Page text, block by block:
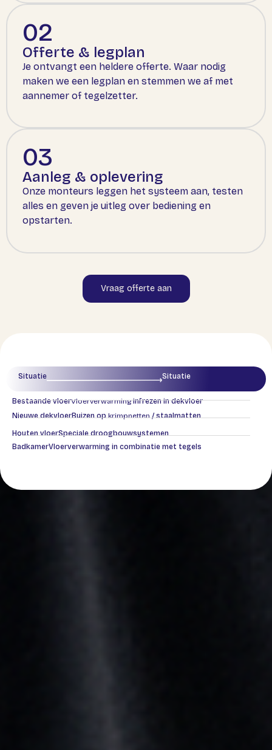
02
Offerte & legplan
Je ontvangt een heldere offerte. Waar nodig
maken we een legplan en stemmen we af met
aannemer of tegelzetter.
03
Aanleg & oplevering
Onze monteurs leggen het systeem aan, testen
alles en geven je uitleg over bediening en
opstarten.
Vraag offerte aan
Situatie Situatie
Bestaande vloerVloerverwarminginfrezen in dekvloer
Nieuwe dekvloerBuizen op krimpnetten / staalmatten
Houten vloerSpeciale droogbouwsystemen
BadkamerVloerverwarming in combinatie met tegels
Meer over systemen